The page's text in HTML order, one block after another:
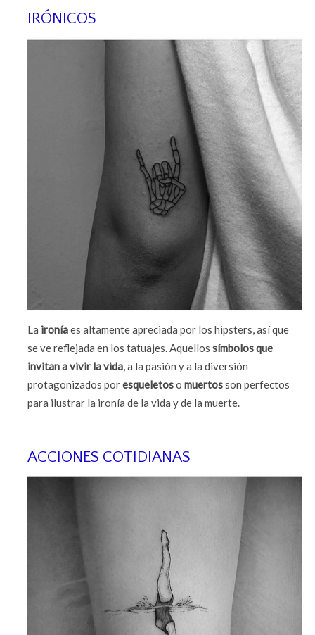
IRÓNICOS
La ironíaes altamente apreciada por los hipsters, así que
se ve reflejada en los tatuajes. Aquellossímbolos que
invitan a vivir la vida, a la pasión y a la diversión
protagonizados poresqueletosomuertosson perfectos
para ilustrar la ironía de la vida y de la muerte.
ACCIONES COTIDIANAS